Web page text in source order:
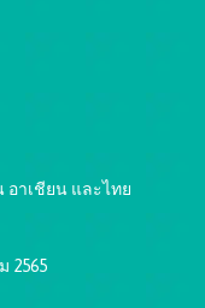
อาเชียน และไทย
2565